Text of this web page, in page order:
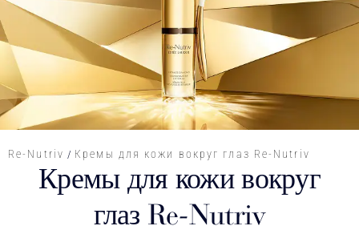
Re-Nutriv Кремы для кожи вокруг глаз Re-Nutriv
Кремы для кожи вокруг
глаз Re-Nutriv